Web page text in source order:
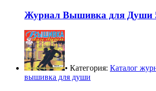
Журнал Вышивка для Души
• Категория: Каталог
вышивка для души